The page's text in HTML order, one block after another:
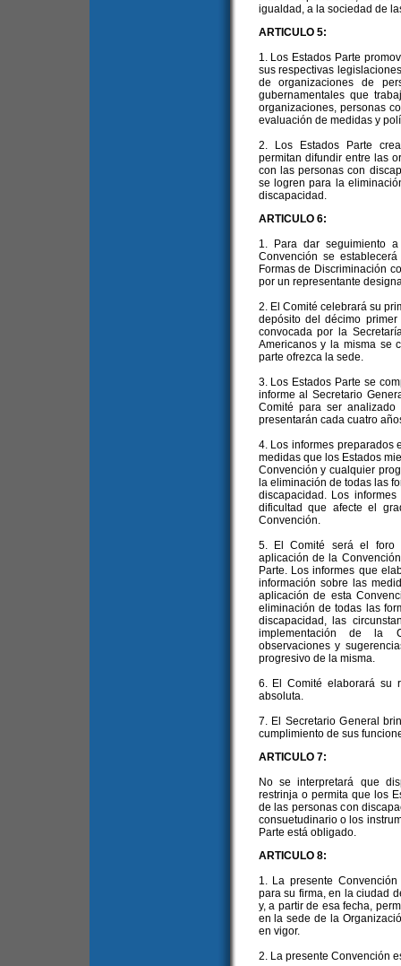
igualdad, a la sociedad de
ARTICULO 5:
1. Los Estados Parte
sus respectivas
de organizaciones de
gubernamentales que
organizaciones, personas
evaluación de medidas y
2. Los Estados Parte
permitan difundir entre las
con las personas con
se logren para la
discapacidad.
ARTICULO 6:
1. Para dar seguimiento
Convención se
Formas de Discriminación
por un representante
2. El Comité celebrará su
depósito del décimo
convocada por la
Americanos y la misma se
parte ofrezca la sede.
3. Los Estados Parte se
informe al Secretario
Comité para ser
presentarán cada cuatro
4. Los informes preparados
medidas que los Estados
Convención y cualquier
la eliminación de todas las
discapacidad. Los
dificultad que afecte el
Convención.
5. El Comité será el foro
aplicación de la
Parte. Los informes que
información sobre las
aplicación de esta
eliminación de todas las
discapacidad, las
implementación de la
observaciones y
progresivo de la misma.
6. El Comité elaborará su
absoluta.
7. El Secretario General
cumplimiento de sus
ARTICULO 7:
No se interpretará que
restrinja o permita que los
de las personas con
consuetudinario o los
Parte está obligado.
ARTICULO 8:
1. La presente
para su firma, en la ciudad
y, a partir de esa fecha,
en la sede de la
en vigor.
2. La presente Convención